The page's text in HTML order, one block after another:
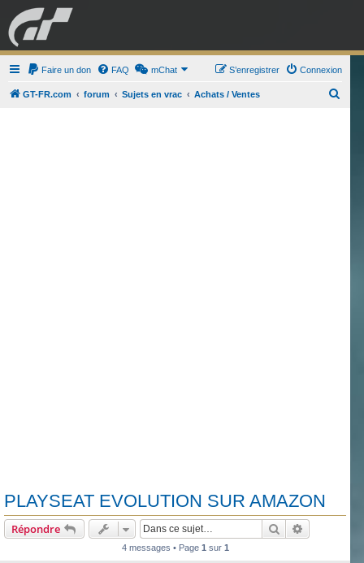
GRAN TURISMO FORUM
Faire un don FAQ mChat Connexion
S’enregistrer
GT-FR.com forum Sujets en vrac Achats / Ventes
PLAYSEAT EVOLUTION SUR AMAZON
Répondre Rechercher
4 messages • Page 1 sur 1